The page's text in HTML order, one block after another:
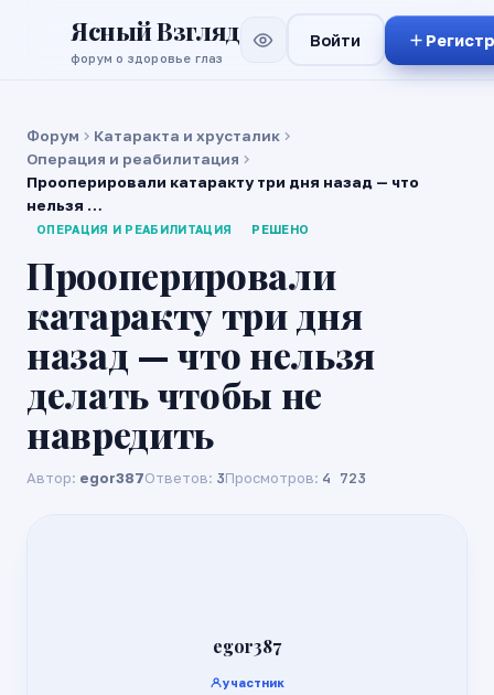
Ясный Взгляд
форум о здоровье глаз
Войти
Форум
Катаракта и хрусталик
Операция и реабилитация
Прооперировали катаракту три дня назад — что
нельзя …
ОПЕРАЦИЯ И РЕАБИЛИТАЦИЯ РЕШЕНО
Прооперировали
катаракту три дня
назад — что нельзя
делать чтобы не
навредить
Автор: egor387Ответов: 3Просмотров: 4 723
egor387
участник